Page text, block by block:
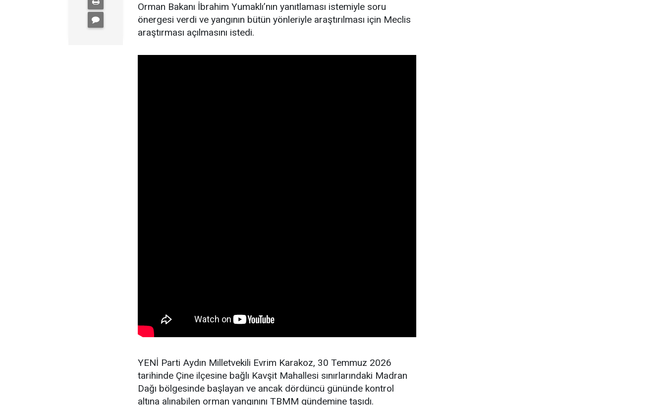
Orman Bakanı İbrahim Yumaklı’nın yanıtlaması istemiyle soru
önergesi verdi ve yangının bütün yönleriyle araştırılması için Meclis
araştırması açılmasını istedi.
YENİ Parti Aydın Milletvekili Evrim Karakoz, 30 Temmuz 2026
tarihinde Çine ilçesine bağlı Kavşit Mahallesi sınırlarındaki Madran
Dağı bölgesinde başlayan ve ancak dördüncü gününde kontrol
altına alınabilen orman yangınını TBMM gündemine taşıdı.